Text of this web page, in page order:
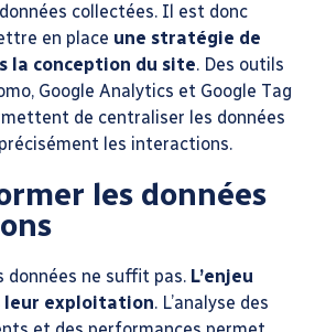
collectées. Il est donc
en place une stratégie de
la conception du site. Des outils
Google Analytics et Google Tag
de centraliser les données
les interactions.
les données
données ne suffit pas. L’enjeu
leur exploitation. L’analyse des